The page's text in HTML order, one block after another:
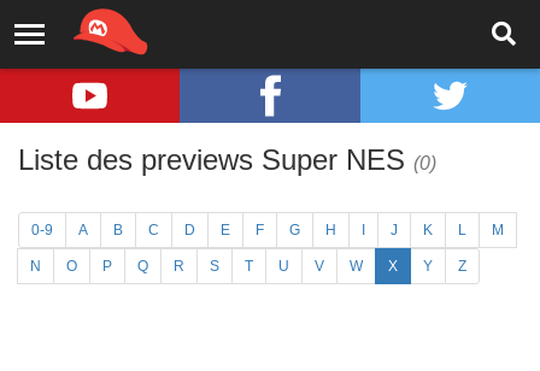
Liste des previews Super NES (0)
0-9 A B C D E F G H J K L M
N O P Q R S T U V W X Y Z